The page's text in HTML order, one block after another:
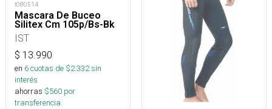
t080514
Mascara De Buceo
Silitex Cm 105p/Bs-Bk
IST
$ 13.990
en 6cuotas de $2.332sin
interés
ahorras $560 por
transferencia.